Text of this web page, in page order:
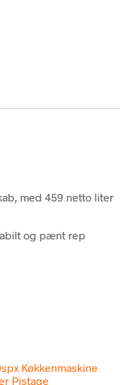
med 459 netto liter
og pænt rep